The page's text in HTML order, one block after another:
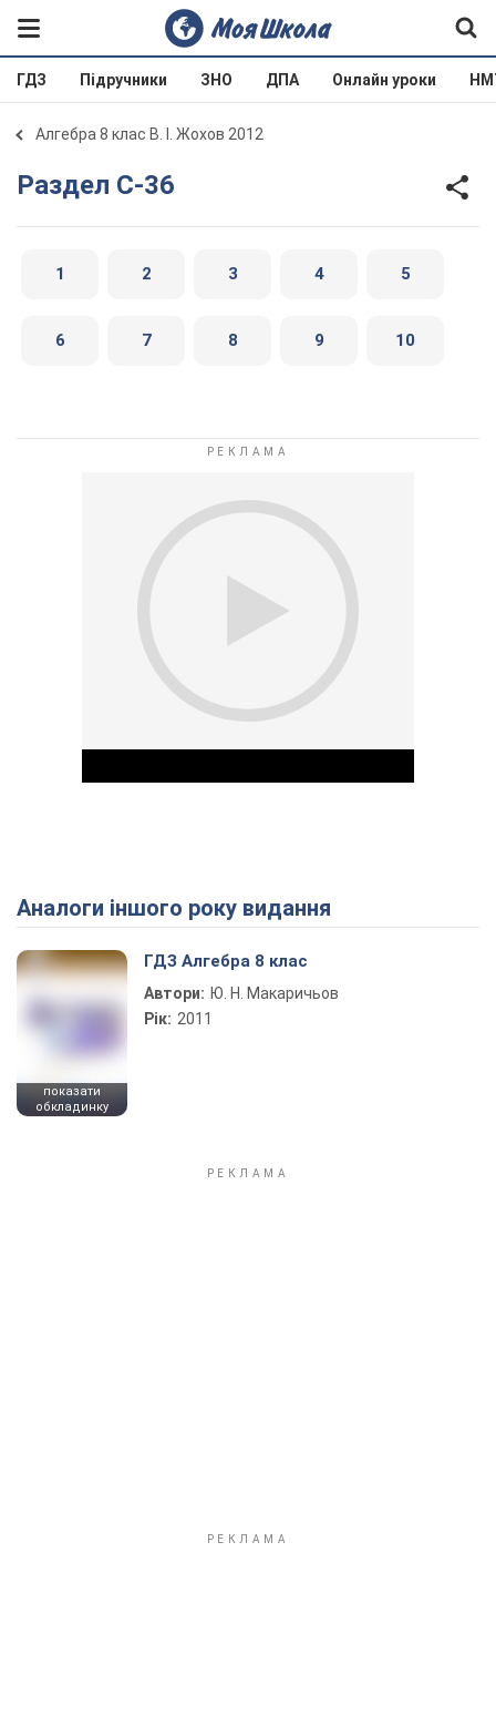
ГДЗ Підручники ЗНО ДПА Онлайн уроки
Алгебра 8 клас В. І. Жохов 2012
Раздел C-36
1 2 3 4 5
6 7 8 9 10
Play Video
Аналоги іншого року видання
показати
обкладинку
ГДЗ Алгебра 8 клас
Автори: Ю. Н. Макаричьов
Рік: 2011